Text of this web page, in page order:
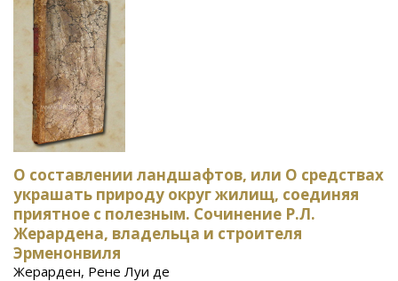
О составлении ландшафтов, или О средствах
украшать природу округ жилищ, соединяя
приятное с полезным. Сочинение Р.Л.
Жерардена, владельца и строителя
Эрменонвиля
Жерарден, Рене Луи де